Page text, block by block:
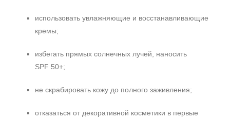
использовать увлажняющие и восстанавливающие
кремы;
избегать прямых солнечных лучей, наносить
SPF 50+;
не скрабировать кожу до полного заживления;
отказаться от декоративной косметики в первые